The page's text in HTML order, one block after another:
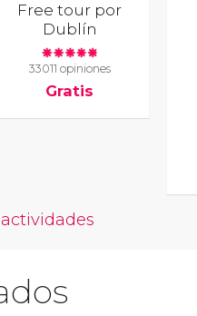
Free tour por
Dublín
33011 opiniones
Gratis